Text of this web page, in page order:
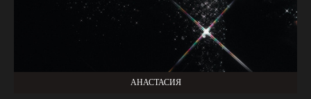
АНАСТАСИЯ